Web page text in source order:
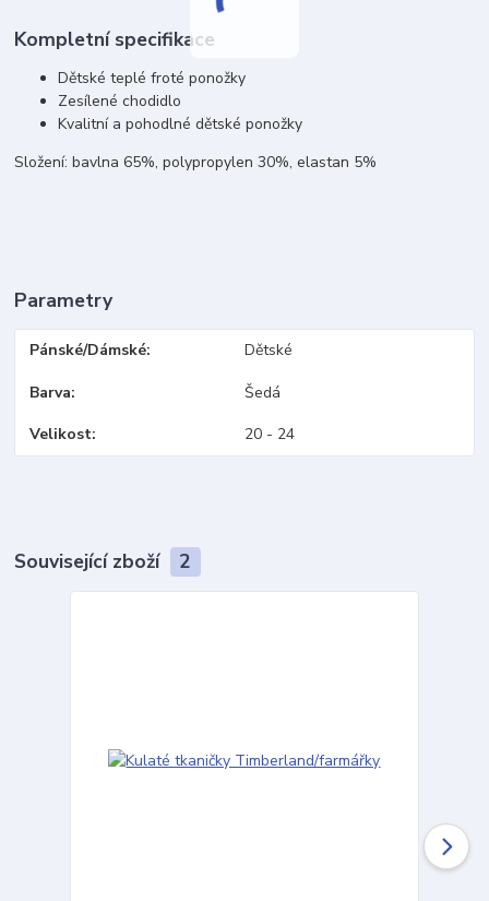
Kompletní specifikace
Dětské teplé froté ponožky
Zesílené chodidlo
Kvalitní a pohodlné dětské ponožky
Složení: bavlna 65%, polypropylen 30%, elastan 5%
Parametry
Pánské/Dámské Dětské
Barva Šedá
Velikost 20 - 24
Související zboží 2